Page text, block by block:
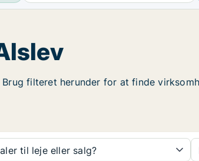
filteret herunder for at finde
til leje eller salg?